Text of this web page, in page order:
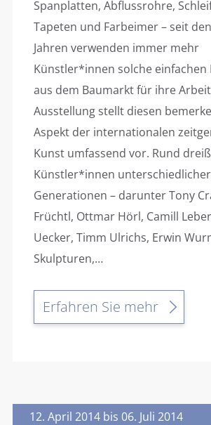
Spanplatten, Abflussrohre,
Tapeten und Farbeimer – seit
Jahren verwenden immer mehr
Künstler*innen solche einfachen
aus dem Baumarkt für ihre
Ausstellung stellt diesen
Aspekt der internationalen
Kunst umfassend vor. Rund
Künstler*innen unterschiedlicher
Generationen – darunter Tony
Früchtl, Ottmar Hörl, Camill
Uecker, Timm Ulrichs, Erwin
Skulpturen,…
Erfahren Sie mehr
12. April 2014 bis 06. Juli 2014